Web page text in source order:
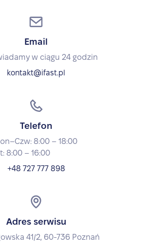
Email
w ciągu 24 godzin
kontakt@ifast.pl
Telefon
8:00 – 18:00
8:00 – 16:00
+48 727 777 898
Adres serwisu
41/2, 60-736 Poznań